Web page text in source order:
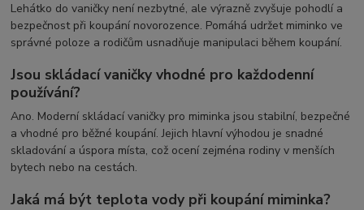
Lehátko do vaničky není nezbytné, ale výrazně zvyšuje pohodlí a
bezpečnost při koupání novorozence. Pomáhá udržet miminko ve
správné poloze a rodičům usnadňuje manipulaci během koupání.
Jsou skládací vaničky vhodné pro každodenní
používání?
Ano. Moderní skládací vaničky pro miminka jsou stabilní, bezpečné
a vhodné pro běžné koupání. Jejich hlavní výhodou je snadné
skladování a úspora místa, což ocení zejména rodiny v menších
bytech nebo na cestách.
Jaká má být teplota vody při koupání miminka?